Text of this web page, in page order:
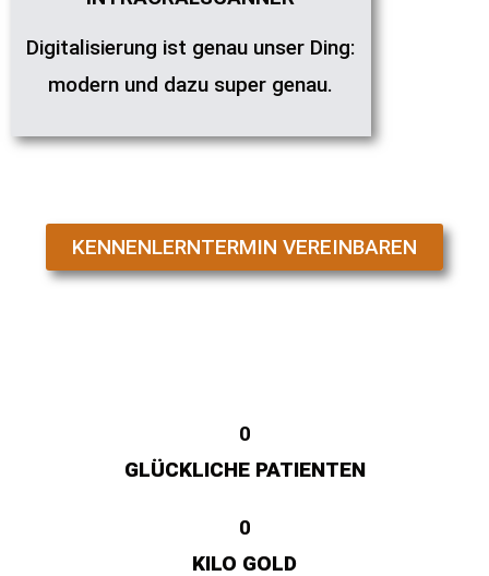
Digitalisierung ist genau unser Ding:
modern und dazu super genau.
KENNENLERNTERMIN VEREINBAREN
GLÜCKLICHE PATIENTEN
0
KILO GOLD
0